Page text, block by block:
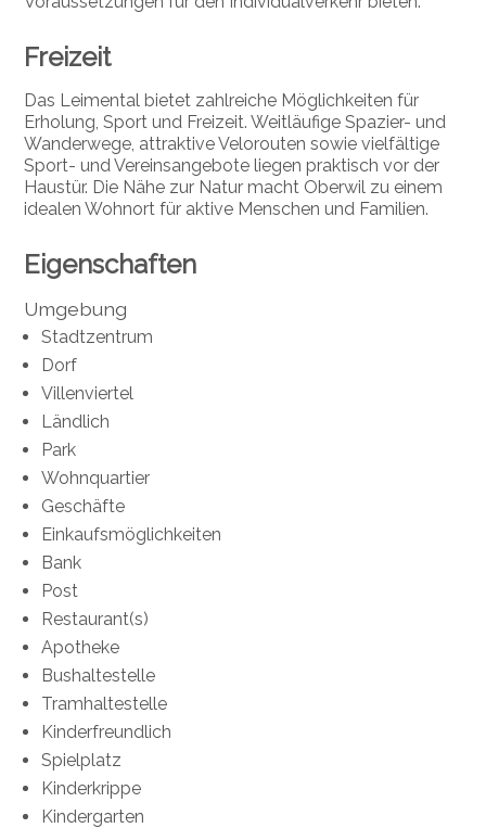
Freizeit
Das Leimental bietet zahlreiche Möglichkeiten für
Erholung, Sport und Freizeit. Weitläufige Spazier- und
Wanderwege, attraktive Velorouten sowie vielfältige
Sport- und Vereinsangebote liegen praktisch vor der
Haustür. Die Nähe zur Natur macht Oberwil zu einem
idealen Wohnort für aktive Menschen und Familien.
Eigenschaften
Umgebung
Stadtzentrum
Dorf
Villenviertel
Ländlich
Park
Wohnquartier
Geschäfte
Einkaufsmöglichkeiten
Bank
Post
Restaurant(s)
Apotheke
Bushaltestelle
Tramhaltestelle
Kinderfreundlich
Spielplatz
Kinderkrippe
Kindergarten